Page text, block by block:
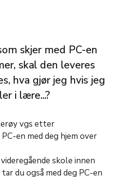
skjer med PC-en
skal den leveres
hva gjør jeg hvis jeg
i lære...?
vgs etter
en med deg hjem over
skole innen
du også med deg PC-en